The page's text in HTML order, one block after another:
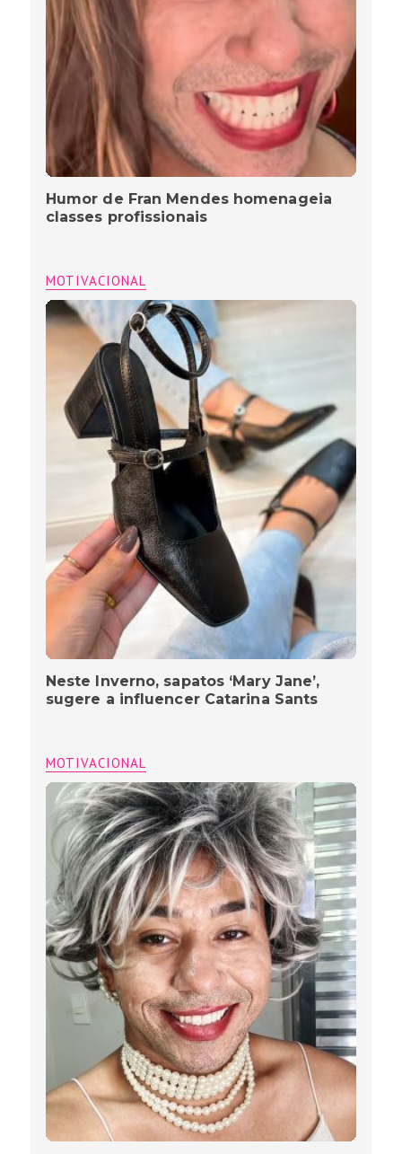
Humor de Fran Mendes homenageia
classes profissionais
MOTIVACIONAL
Neste Inverno, sapatos ‘Mary Jane’,
sugere a influencer Catarina Sants
MOTIVACIONAL